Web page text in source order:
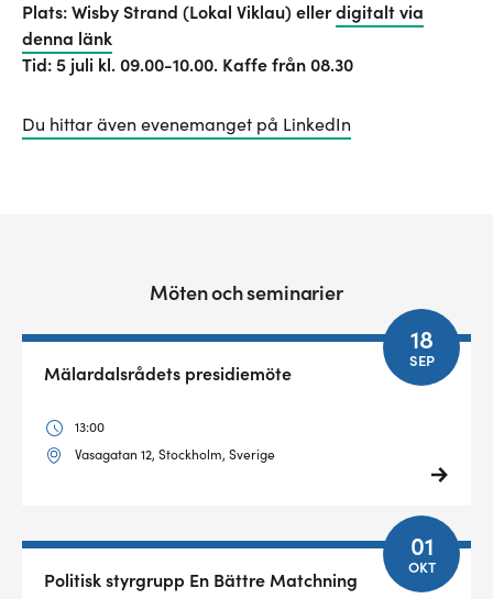
Plats: Wisby Strand (Lokal Viklau) ellerdigitalt via
denna länk
Tid: 5 juli kl. 09.00-10.00. Kaffe från 08.30
Du hittar även evenemanget på LinkedIn
Möten och seminarier
18
SEP
Mälardalsrådets presidiemöte
13:00
Vasagatan 12, Stockholm, Sverige
01
OKT
Politisk styrgrupp En Bättre Matchning